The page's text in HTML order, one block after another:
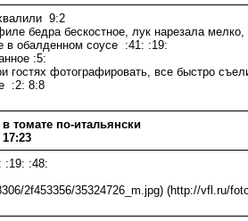
9:2
бедра бескостное, лук нарезала мелко,
в обалденном соусе :41: :19:
:5:
гостях фотографировать, все быстро
:2: 8:8
томате по-итальянски
17:23
:19: :48:
2f453356/35324726_m.jpg) (http://vfl.ru/